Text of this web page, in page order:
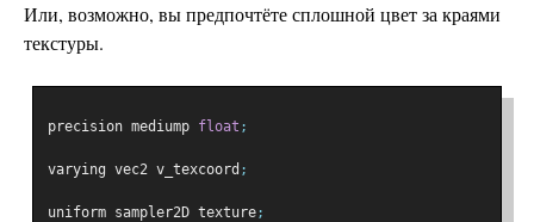
Или, возможно, вы предпочтёте сплошной цвет за краями
текстуры.
precision mediump float ;
varying vec2 v_texcoord ;
uniform sampler2D texture;